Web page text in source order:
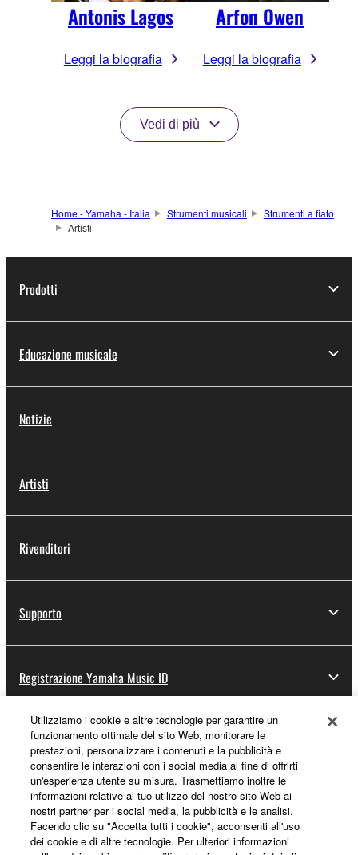
Antonis Lagos
Leggi la biografia
Arfon Owen
Leggi la biografia
Vedi di più
Home - Yamaha - Italia Strumenti musicali
Strumenti a fiato
Artisti
Prodotti
Educazione musicale
Notizie
Artisti
Rivenditori
Supporto
Registrazione Yamaha Music ID
Informazioni su Yamaha
Italia - Italian
Affari
Utilizziamo i cookie e altre tecnologie per garantire un
funzionamento ottimale del sito Web, monitorare le
prestazioni, personalizzare i contenuti e la pubblicità e
consentire le interazioni con i social media al fine di offrirti
un'esperienza utente su misura. Trasmettiamo inoltre le
informazioni relative al tuo utilizzo del nostro sito Web ai
nostri partner per i social media, la pubblicità e le analisi.
Facendo clic su "Accetta tutti i cookie", acconsenti all'uso
dei cookie e di altre tecnologie. Per ulteriori informazioni